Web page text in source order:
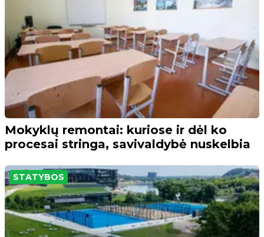
Mokyklų remontai: kuriose ir dėl ko
procesai stringa, savivaldybė nuskelbia
STATYBOS